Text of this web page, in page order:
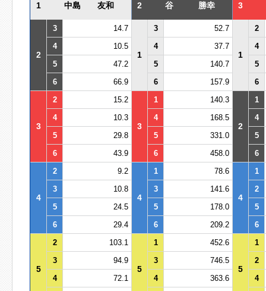
1 中島 友和 2 谷 勝幸 3
2
3 14.7
1
3 52.7
1
2
4
10.5 4 37.7
4
5
47.2 5 140.7
5
6
66.9 6 157.9 6
3
2 15.2
3
1 140.3
2
1
4
10.3 4 168.5
4
5
29.8 5 331.0
5
6
43.9 6 458.0 6
4
2 9.2
4
1 78.6
4
1
3
10.8 3 141.6
2
5
24.5 5 178.0
5
6
29.4 6 209.2 6
5
2 103.1
5
1 452.6
5
1
3
94.9 3 746.5
2
4
72.1 4 363.6
4